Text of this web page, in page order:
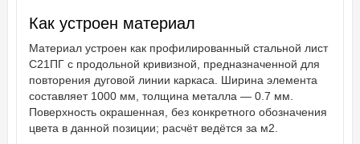
Как устроен материал
Материал устроен как профилированный стальной лист
С21ПГ с продольной кривизной, предназначенной для
повторения дуговой линии каркаса. Ширина элемента
составляет 1000 мм, толщина металла — 0.7 мм.
Поверхность окрашенная, без конкретного обозначения
цвета в данной позиции; расчёт ведётся за м2.